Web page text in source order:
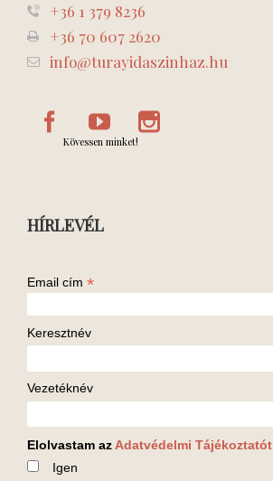
+36 1 379 8236
+36 70 607 2620
info@turayidaszinhaz.hu
Kövessen minket!
HÍRLEVÉL
Email cím *
Keresztnév
Vezetéknév
Elolvastam az Adatvédelmi Tájékoztatót
Igen